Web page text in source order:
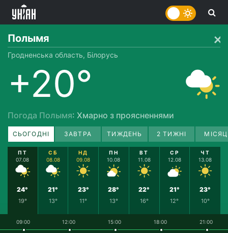
Полымя
Гродненська область, Білорусь
+20°
Погода Полымя: Хмарно з проясненнями
СЬОГОДНІ ЗАВТРА ТИЖДЕНЬ 2 ТИЖНІ
ПТ
07.08
24°
19°
СБ
08.08
21°
13°
НД
09.08
23°
11°
ПН
10.08
28°
13°
ВТ
11.08
22°
16°
СР
12.08
21°
12°
ЧТ
13.08
23°
10°
09:00 12:00 15:00 18:00 21:00